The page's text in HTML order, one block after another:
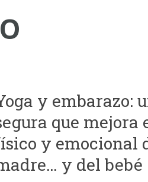
y embarazo:
que mejora
y emocional
y del bebé